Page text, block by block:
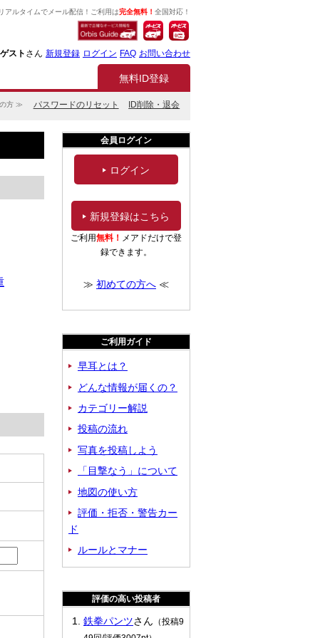
アルタイムでメール配信！ご利用は完全無料！ 全国対応！
ゲスト さん 新規登録 ログイン FAQ お問い合わせ
無料ID登録
方 ≫ パスワードのリセット ID削除・退会
会員ログイン
ログイン
新規登録はこちら
ご利用無料！ メアドだけで登
録できます。
≫ 初めての方へ ≪
ご利用ガイド
早耳とは？
どんな情報が届くの？
カテゴリー解説
投稿の流れ
写真を投稿しよう
「目撃なう」について
地図の使い方
評価・拒否・警告カー
ド
ルールとマナー
評価の高い投稿者
鉄拳パンツさん （投稿9